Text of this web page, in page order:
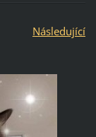
Následující